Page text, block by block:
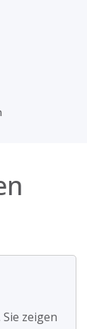
zeigen